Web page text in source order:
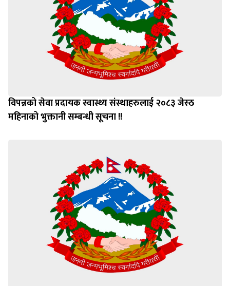
विपन्नको सेवा प्रदायक स्वास्थ्य संस्थाहरुलाई २०८३ जेस्ठ
महिनाको भुक्तानी सम्बन्धी सूचना !!